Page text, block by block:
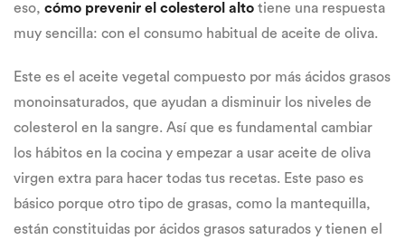
eso, cómo prevenir el colesterol alto tiene una respuesta
muy sencilla: con el consumo habitual de aceite de oliva.
Este es el aceite vegetal compuesto por más ácidos grasos
monoinsaturados, que ayudan a disminuir los niveles de
colesterol en la sangre. Así que es fundamental cambiar
los hábitos en la cocina y empezar a usar aceite de oliva
virgen extra para hacer todas tus recetas. Este paso es
básico porque otro tipo de grasas, como la mantequilla,
están constituidas por ácidos grasos saturados y tienen el